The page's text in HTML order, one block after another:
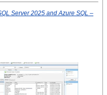
Server 2025 and Azure SQL –